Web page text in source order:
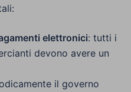
elettronici: tutti i
devono avere un
il governo